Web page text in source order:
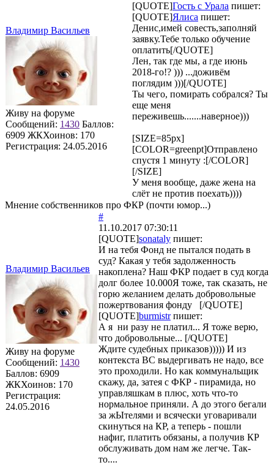
Владимир Васильев
Живу на форуме
Сообщений: 1430 Баллов:
6909 ЖКХоинов: 170
Регистрация: 24.05.2016
[QUOTE]Гость с Урала пишет:
[QUOTE]Ялиса пишет:
Денис,имей совесть,заполняй
заявку.Тебе только обучение
оплатить[/QUOTE]
Лен, так где мы, а где июнь
2018-го!? ))) ...доживём
поглядим )))[/QUOTE]
Ты чего, помирать собрался? Ты
еще меня
переживешь.......наверное)))
[SIZE=85px]
[COLOR=greenpt]Отправлено
спустя 1 минуту :[/COLOR]
[/SIZE]
У меня вообще, даже жена на
слёт не против поехать))))
Мнение собственников про ФКР (почти юмор...)
Владимир Васильев
Живу на форуме
Сообщений: 1430
Баллов: 6909
ЖКХоинов: 170
Регистрация:
24.05.2016
#
11.10.2017 07:30:11
[QUOTE]sonataly пишет:
И на тебя Фонд не пытался подать в
суд? Какая у тебя задолженность
накоплена? Наш ФКР подает в суд когда
долг более 10.000Я тоже, так сказать, не
горю желанием делать добровольные
пожертвования фонду [/QUOTE]
[QUOTE]burmistrпишет:
А я ни разу не платил... Я тоже верю,
что добровольные... [/QUOTE]
Ждите судебных приказов))))) И из
контекста ВС выдергивать не надо, все
это проходили. Но как коммунальщик
скажу, да, затея с ФКР - пирамида, но
управляшкам в плюс, хоть что-то
нормальное приняли. А до этого бегали
за жЫтелями и всячески уговаривали
скинуться на КР, а теперь - пошли
нафиг, платить обязаны, а получив КР
обслуживать дом нам же легче. Так-
то....